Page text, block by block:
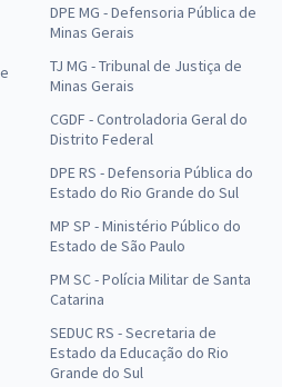
DPE MG - Defensoria Pública de
Minas Gerais
TJ MG - Tribunal de Justiça de
Minas Gerais
CGDF - Controladoria Geral do
Distrito Federal
DPE RS - Defensoria Pública do
Estado do Rio Grande do Sul
MP SP - Ministério Público do
Estado de São Paulo
PM SC - Polícia Militar de Santa
Catarina
SEDUC RS - Secretaria de
Estado da Educação do Rio
Grande do Sul